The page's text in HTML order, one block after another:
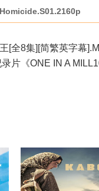
[全8集][简繁英字幕
片《ONE IN A